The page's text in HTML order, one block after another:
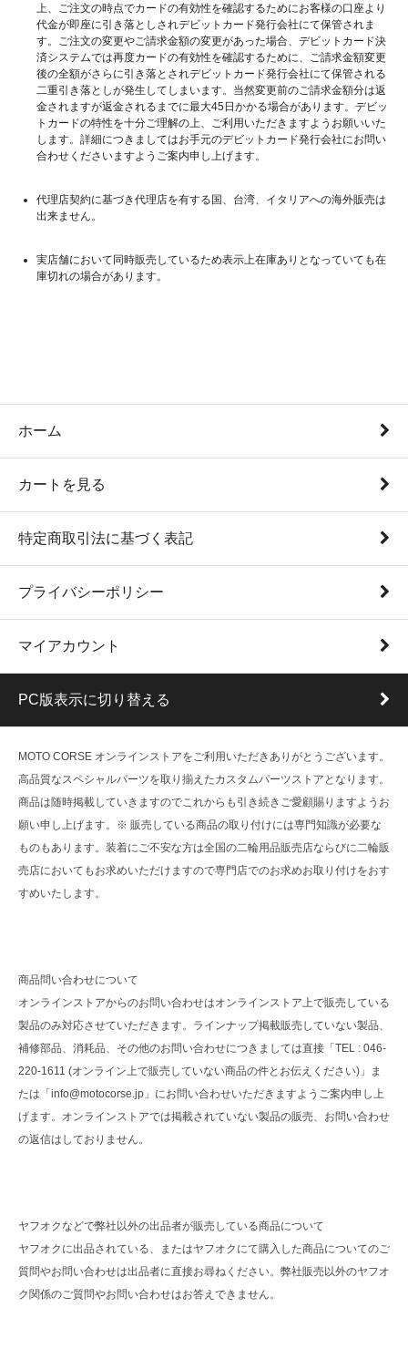
上、ご注文の時点でカードの有効性を確認するためにお客様の口座より
代金が即座に引き落としされデビットカード発行会社にて保管されま
す。ご注文の変更やご請求金額の変更があった場合、デビットカード決
済システムでは再度カードの有効性を確認するために、ご請求金額変更
後の全額がさらに引き落とされデビットカード発行会社にて保管される
二重引き落としが発生してしまいます。当然変更前のご請求金額分は返
金されますが返金されるまでに最大45日かかる場合があります。デビッ
トカードの特性を十分ご理解の上、ご利用いただきますようお願いいた
します。詳細につきましてはお手元のデビットカード発行会社にお問い
合わせくださいますようご案内申し上げます。
代理店契約に基づき代理店を有する国、台湾、イタリアへの海外販売は
出来ません。
実店舗において同時販売しているため表示上在庫ありとなっていても在
庫切れの場合があります。
ホーム
カートを見る
特定商取引法に基づく表記
プライバシーポリシー
マイアカウント
PC版表示に切り替える
MOTO CORSE オンラインストアをご利用いただきありがとうございます。
高品質なスペシャルパーツを取り揃えたカスタムパーツストアとなります。
商品は随時掲載していきますのでこれからも引き続きご愛顧賜りますようお
願い申し上げます。※ 販売している商品の取り付けには専門知識が必要な
ものもあります。装着にご不安な方は全国の二輪用品販売店ならびに二輪販
売店においてもお求めいただけますので専門店でのお求めお取り付けをおす
すめいたします。
商品問い合わせについて
オンラインストアからのお問い合わせはオンラインストア上で販売している
製品のみ対応させていただきます。ラインナップ掲載販売していない製品、
補修部品、消耗品、その他のお問い合わせにつきましては直接「TEL : 046-
220-1611 (オンライン上で販売していない商品の件とお伝えください)」ま
たは「info@motocorse.jp」にお問い合わせいただきますようご案内申し上
げます。オンラインストアでは掲載されていない製品の販売、お問い合わせ
の返信はしておりません。
ヤフオクなどで弊社以外の出品者が販売している商品について
ヤフオクに出品されている、またはヤフオクにて購入した商品についてのご
質問やお問い合わせは出品者に直接お尋ねください。弊社販売以外のヤフオ
ク関係のご質問やお問い合わせはお答えできません。